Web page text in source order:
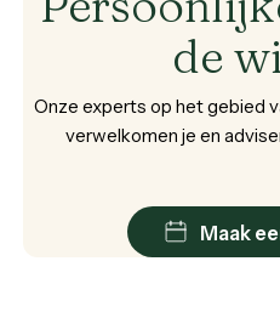
de
Onze experts op hetgebied
verwelkomen je en
Maak